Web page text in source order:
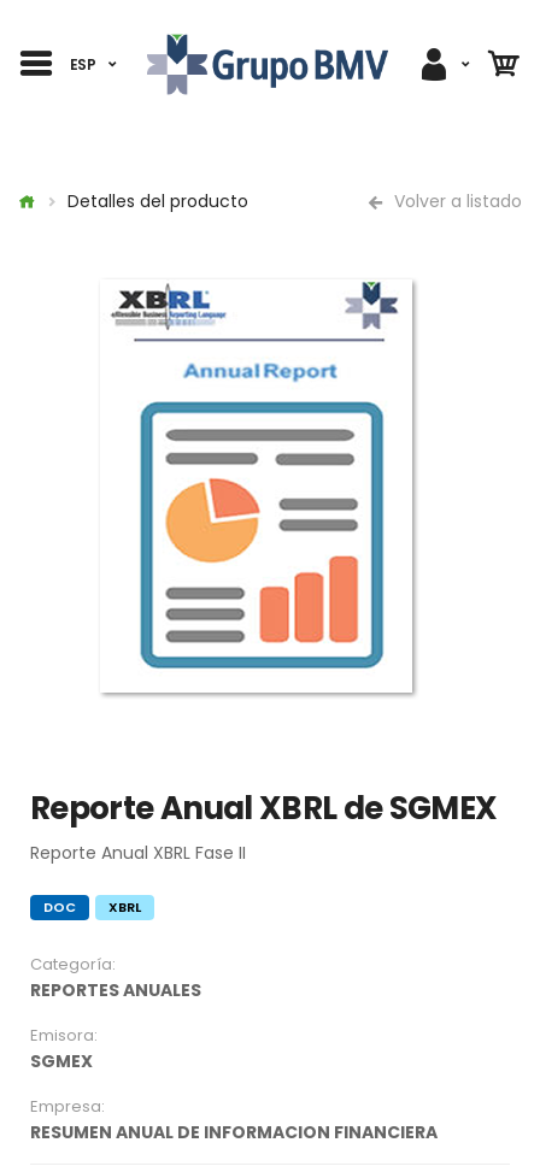
ESP
Detalles del producto Volver a listado
Reporte Anual XBRL de SGMEX
Reporte Anual XBRL Fase II
DOC XBRL
Categoría:
REPORTES ANUALES
Emisora:
SGMEX
Empresa:
RESUMEN ANUAL DE INFORMACION FINANCIERA